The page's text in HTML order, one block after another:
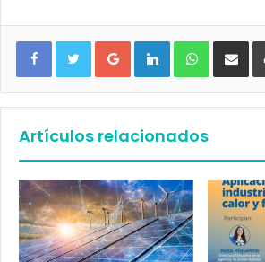
Google+ LinkedIn WhatsApp
Artículos relacionados